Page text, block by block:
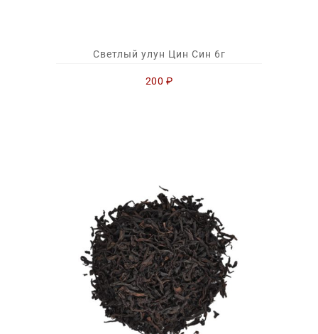
Светлый улун Цин Син 6г
200 ₽